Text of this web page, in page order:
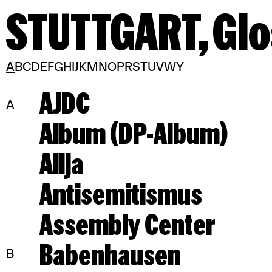
STUTTGART,
ABCDEFGHIJKMNOPRSTUVWY
A
AJDC
Album (DP-Album)
Alija
Antisemitismus
Assembly Center
B
Babenhausen